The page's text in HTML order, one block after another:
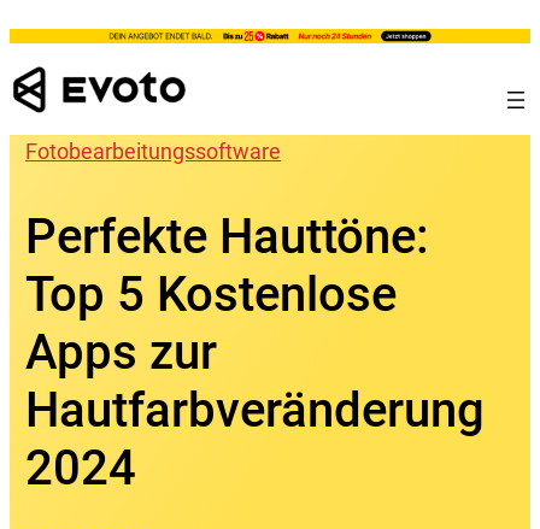
Skip
content
Fotobearbeitungssoftware
Perfekte Hauttöne:
Top 5 Kostenlose
Apps zur
Hautfarbveränderung
2024